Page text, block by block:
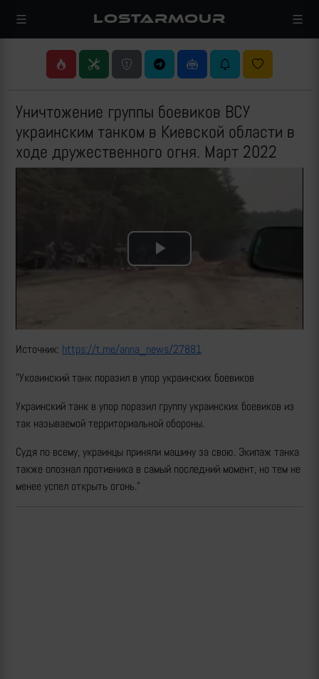
LOSTARMOUR
Уничтожение группы боевиков ВСУ
украинским танком в Киевской области в
ходе дружественного огня. Март 2022
Play
Источник: https://t.me/anna_news/27881
"Укоаинский танк поразил в упор украинских боевиков
Украинский танк в упор поразил группу украинских боевиков из
так называемой территориальной обороны.
Судя по всему, украинцы приняли машину за свою. Экипаж танка
также опознал противника в самый последний момент, но тем не
менее успел открыть огонь."